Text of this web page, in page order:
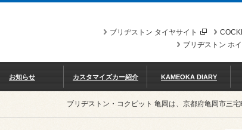
ブリヂストン タイヤサイト
ブリヂストン ホ
お知らせ カスタマイズカー紹介 KAMEOKA DIARY
ブリヂストン・コクピット 亀岡は、京都府亀岡市三